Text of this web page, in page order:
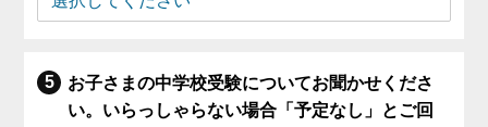
お子さまの中学校受験についてお聞かせくださ
い。いらっしゃらない場合「予定なし」とご回